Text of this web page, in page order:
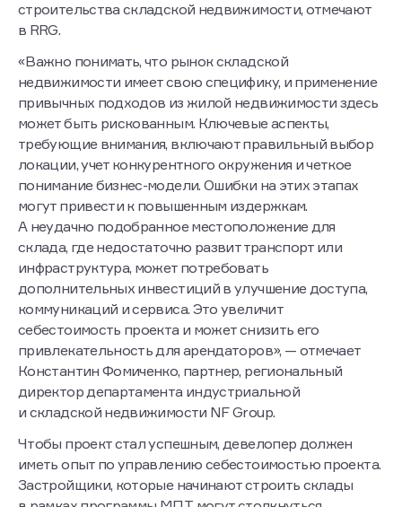
способных поглотить крупные объемы нового
строительства складской недвижимости, отмечают
«Важно понимать, что рынок складской
недвижимости имеет свою специфику, и применение
привычных подходов из жилой недвижимости здесь
может быть рискованным. Ключевые аспекты,
требующие внимания, включают правильный выбор
локации, учет конкурентного окружения и четкое
понимание бизнес-модели. Ошибки на этих этапах
могут привести к повышенным издержкам.
А неудачно подобранное местоположение для
склада, где недостаточно развит транспорт или
инфраструктура, может потребовать
дополнительных инвестиций в улучшение доступа,
коммуникаций и сервиса. Это увеличит
себестоимость проекта и может снизить его
привлекательность для арендаторов», — отмечает
Константин Фомиченко, партнер, региональный
директор департамента индустриальной
Чтобы проект стал успешным, девелопер должен
иметь опыт по управлению себестоимостью проекта.